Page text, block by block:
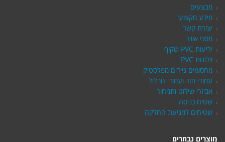
מבצעים
מידע מקצועי
יצירת קשר
מסכי אוויר
יריעות PVC שקוף
וילונות PVC
מחסומים ניידים מפלסטיק
עמודי תור ועמודי חבלול
אביזרי שילוט ותמחור
שטיח כניסה
שטיחים למניעת החלקה
מוצרים נבחרים